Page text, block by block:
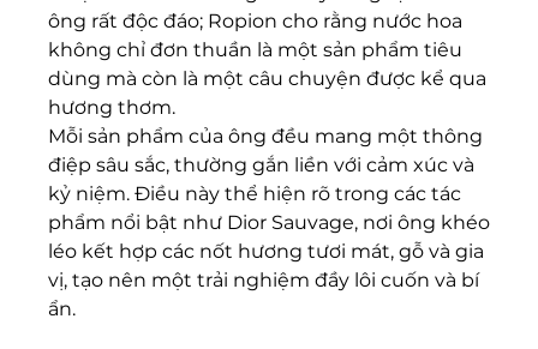
ông rất độc đáo; Ropion cho rằng nước hoa
không chỉ đơn thuần là một sản phẩm tiêu
dùng mà còn là một câu chuyện được kể qua
hương thơm.
Mỗi sản phẩm của ông đều mang một thông
điệp sâu sắc, thường gắn liền với cảm xúc và
kỷ niệm. Điều này thể hiện rõ trong các tác
phẩm nổi bật như Dior Sauvage, nơi ông khéo
léo kết hợp các nốt hương tươi mát, gỗ và gia
vị, tạo nên một trải nghiệm đầy lôi cuốn và bí
ẩn.